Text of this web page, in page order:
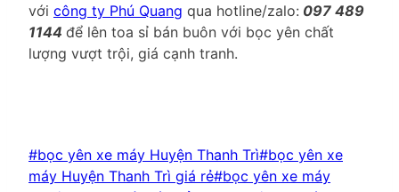
với công ty Phú Quang qua hotline/zalo: 097 489
1144 để lên toa sỉ bán buôn với bọc yên chất
lượng vượt trội, giá cạnh tranh.
Post
Tags:
#bọc yên xe máy Huyện Thanh Trì#bọc yên xe
máy Huyện Thanh Trì giá rẻ#bọc yên xe máy